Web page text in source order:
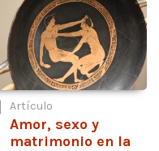
Artículo
Amor, sexo y
matrimonio en la